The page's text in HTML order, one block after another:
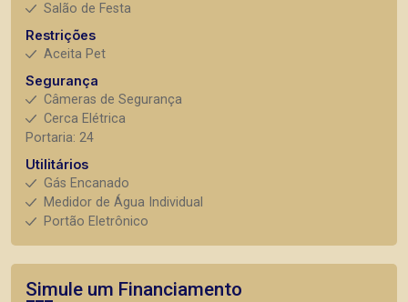
Salão de Festa
Restrições
Aceita Pet
Segurança
Câmeras de Segurança
Cerca Elétrica
Portaria: 24
Utilitários
Gás Encanado
Medidor de Água Individual
Portão Eletrônico
Simule um Financiamento